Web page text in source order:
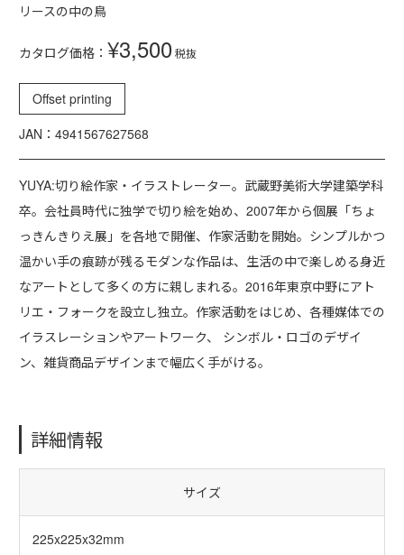
リースの中の鳥
カタログ価格： ¥3,500税抜
Offset printing
JAN：4941567627568
YUYA:切り絵作家・イラストレーター。武蔵野美術大学建築学科
卒。会社員時代に独学で切り絵を始め、2007年から個展「ちょ
っきんきりえ展」を各地で開催、作家活動を開始。シンプルかつ
温かい手の痕跡が残るモダンな作品は、生活の中で楽しめる身近
なアートとして多くの方に親しまれる。2016年東京中野にアト
リエ・フォークを設立し独立。作家活動をはじめ、各種媒体での
イラスレーションやアートワーク、 シンボル・ロゴのデザイ
ン、雑貨商品デザインまで幅広く手がける。
詳細情報
サイズ
225x225x32mm